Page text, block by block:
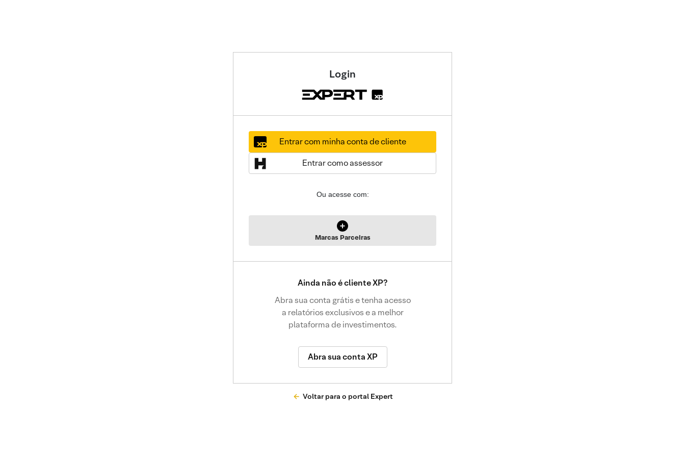
Login
Entrar com minha conta de cliente
Entrar como assessor
Ou acesse com:
Marcas Parceiras
Ainda não é cliente XP?
Abra sua conta grátis e tenha acesso
a relatórios exclusivos e a melhor
plataforma de investimentos.
Abra sua conta XP
Voltar para o portal Expert